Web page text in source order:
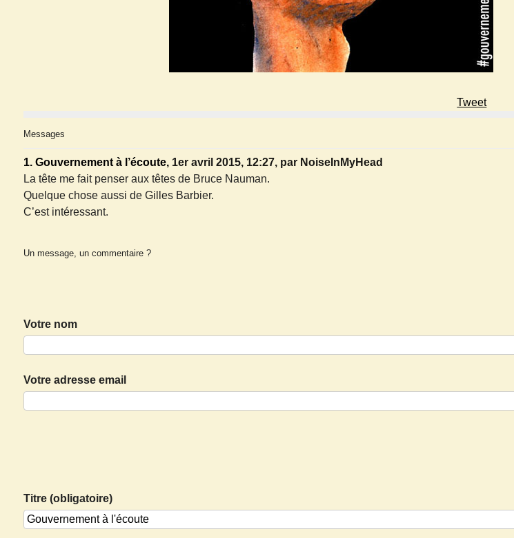
Tweet
Messages
1. Gouvernement à l’écoute, 1er avril 2015, 12:27, par NoiseInMyHead
La tête me fait penser aux têtes de Bruce Nauman.
Quelque chose aussi de Gilles Barbier.
C’est intéressant.
Un message, un commentaire ?
Votre nom
Votre adresse email
Titre (obligatoire)